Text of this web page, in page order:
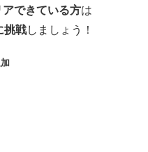
できている方は
挑戦しましょう！